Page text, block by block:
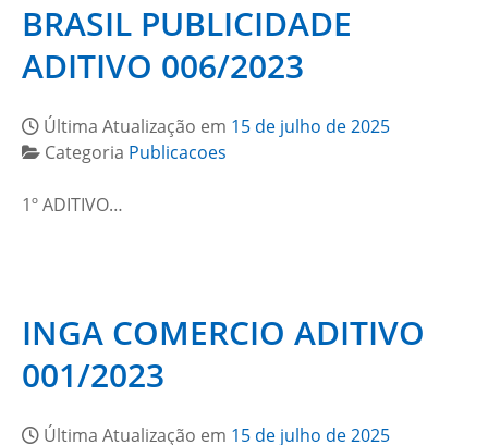
BRASIL PUBLICIDADE
ADITIVO 006/2023
Última Atualização em 15 de julho de 2025
Categoria Publicacoes
1º ADITIVO…
INGA COMERCIO ADITIVO
001/2023
Última Atualização em 15 de julho de 2025